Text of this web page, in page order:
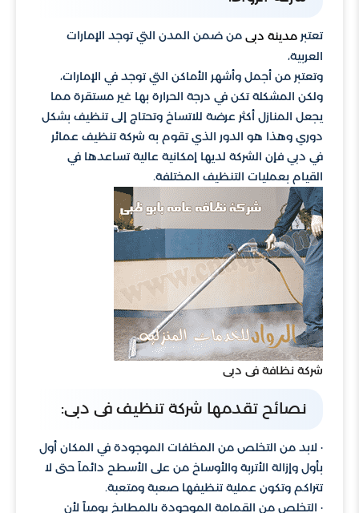
تعتبر مدينة دبى من ضمن المدن التي توجد الإمارات
العربية،
وتعتبر من أجمل وأشهر الأماكن التي توجد في الإمارات،
ولكن المشكلة تكن في درجة الحرارة بها غير مستقرة مما
يجعل المنازل أكثر عرضة للاتساخ وتحتاج إلى تنظيف بشكل
دوري وهذا هو الدور الذي تقوم به شركة تنظيف عمائر
في دبي فإن الشركة لديها إمكانية عالية تساعدها في
القيام بعمليات التنظيف المختلفة.
شركة نظافة فى دبى
نصائح تقدمها شركة تنظيف فى دبى:
· لابد من التخلص من المخلفات الموجودة في المكان أول
بأول وإزالة الأتربة والأوساخ من على الأسطح دائماً حتى لا
تتراكم وتكون عملية تنظيفها صعبة ومتعبة.
· التخلص من القمامة الموجودة بالمطابخ يومياً لأن